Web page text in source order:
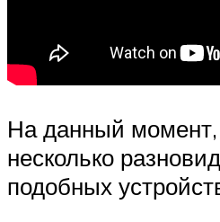
На данный момент,
несколько
подобных